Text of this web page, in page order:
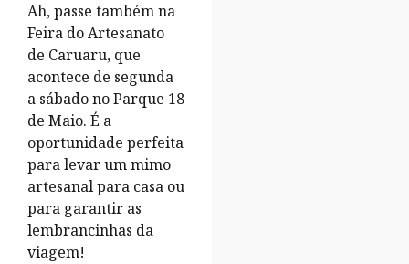
Ah, passe também na
Feira do Artesanato
de Caruaru, que
acontece de segunda
a sábado no Parque 18
de Maio. É a
oportunidade perfeita
para levar um mimo
artesanal para casa ou
para garantir as
lembrancinhas da
viagem!